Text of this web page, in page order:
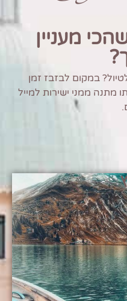
מעניין
במקום לבזבז זמן
מתנה ממני ישירות למייל